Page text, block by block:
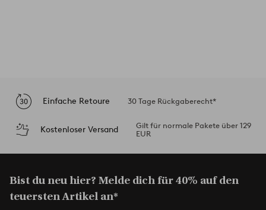
Einfache Retoure 30 Tage Rückgaberecht*
Kostenloser Versand
Gilt für normale Pakete über 129
EUR
Bist du neu hier? Melde dich für 40% auf den
teuersten Artikel an*